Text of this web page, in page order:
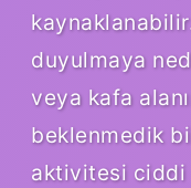
duyulmaya
veya kafa
beklenmedik
aktivitesi ciddi